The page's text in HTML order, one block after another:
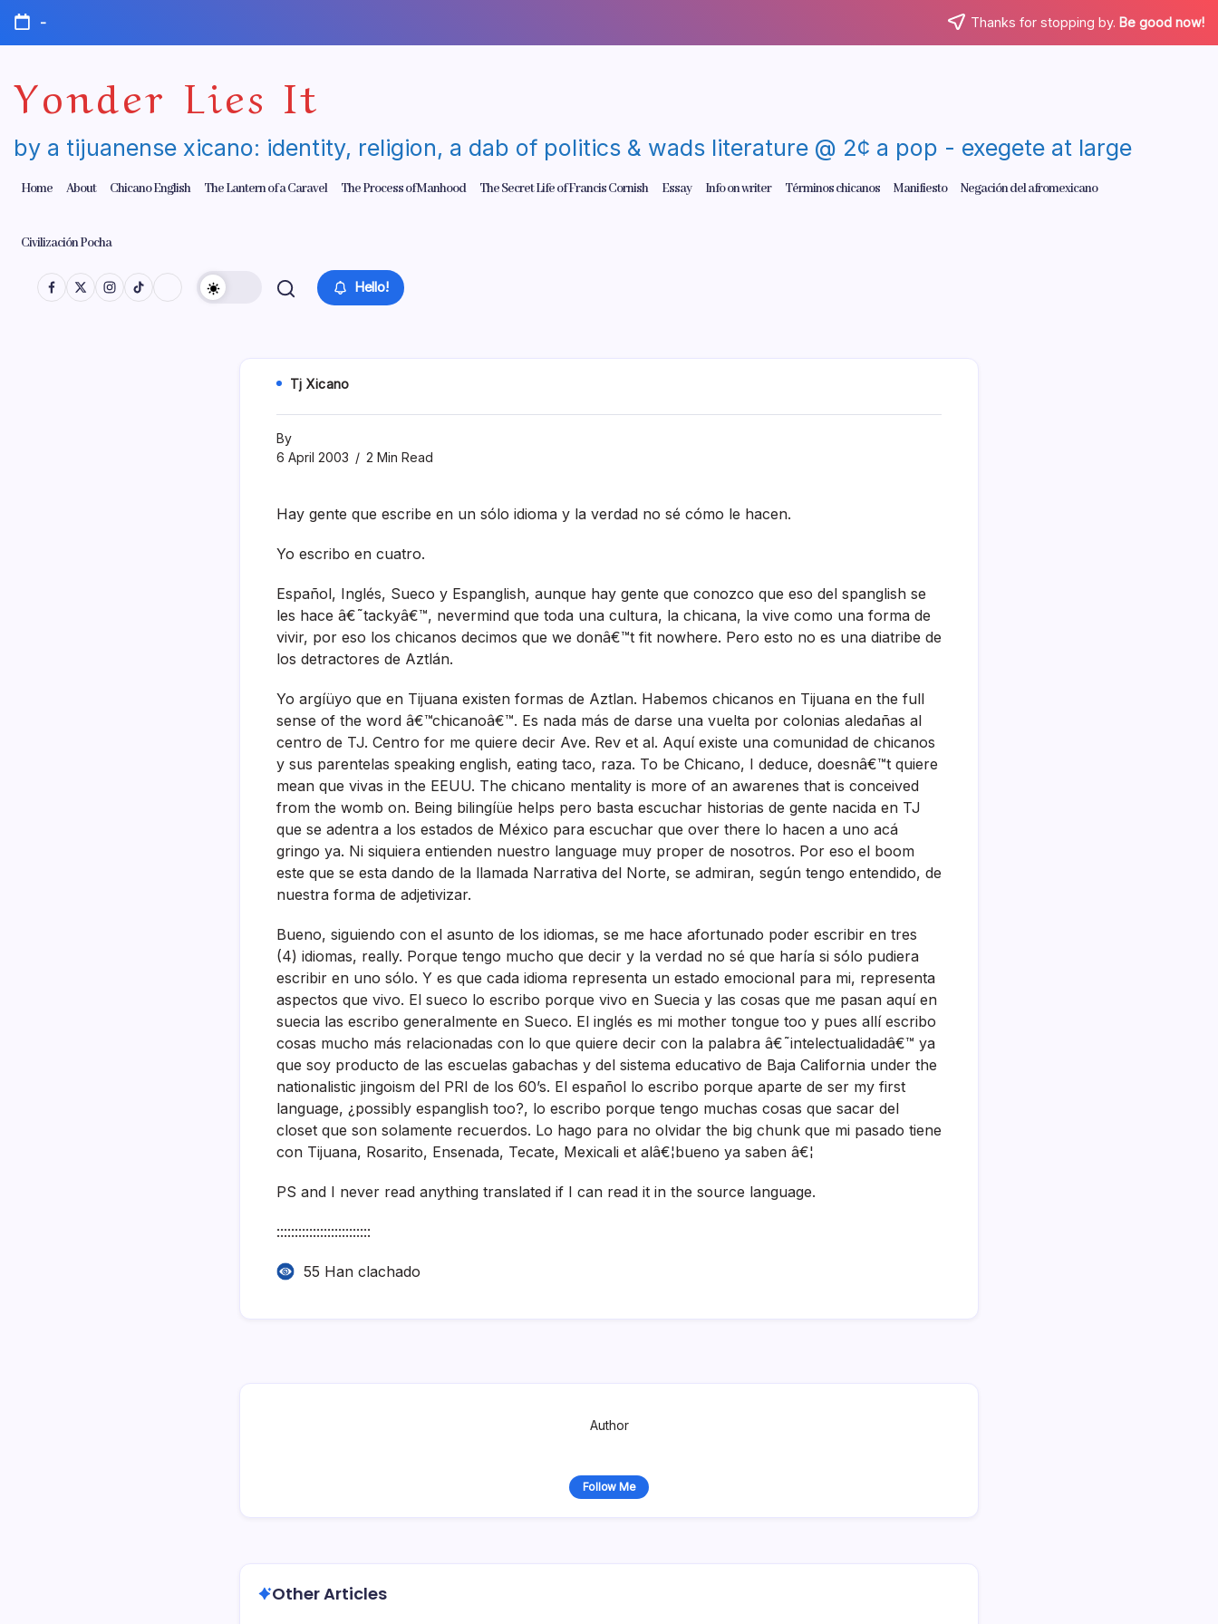
Skip
content
- Thanks for stopping by. Be good now!
Yonder Lies It
by a tijuanense xicano: identity, religion, a dab of politics & wads literature @ 2¢ a pop - exegete at large
Home About Chicano English The Lantern of a Caravel The Process of Manhood The Secret Life of Francis Cornish Essay Info on writer Términos chicanos Manifiesto Negación del afromexicano
Civilización Pocha
Hello!
Tj Xicano
By
6 April 2003
2 Min Read
Hay gente que escribe en un sólo idioma y la verdad no sé cómo le hacen.
Yo escribo en cuatro.
Español, Inglés, Sueco y Espanglish, aunque hay gente que conozco que eso del spanglish se
les hace â€˜tackyâ€™, nevermind que toda una cultura, la chicana, la vive como una forma de
vivir, por eso los chicanos decimos que we donâ€™t fit nowhere. Pero esto no es una diatribe de
los detractores de Aztlán.
Yo argíüyo que en Tijuana existen formas de Aztlan. Habemos chicanos en Tijuana en the full
sense of the word â€™chicanoâ€™. Es nada más de darse una vuelta por colonias aledañas al
centro de TJ. Centro for me quiere decir Ave. Rev et al. Aquí­ existe una comunidad de chicanos
y sus parentelas speaking english, eating taco, raza. To be Chicano, I deduce, doesnâ€™t quiere
mean que vivas in the EEUU. The chicano mentality is more of an awarenes that is conceived
from the womb on. Being bilingíüe helps pero basta escuchar historias de gente nacida en TJ
que se adentra a los estados de México para escuchar que over there lo hacen a uno acá
gringo ya. Ni siquiera entienden nuestro language muy proper de nosotros. Por eso el boom
este que se esta dando de la llamada Narrativa del Norte, se admiran, según tengo entendido, de
nuestra forma de adjetivizar.
Bueno, siguiendo con el asunto de los idiomas, se me hace afortunado poder escribir en tres
(4) idiomas, really. Porque tengo mucho que decir y la verdad no sé que harí­a si sólo pudiera
escribir en uno sólo. Y es que cada idioma representa un estado emocional para mi, representa
aspectos que vivo. El sueco lo escribo porque vivo en Suecia y las cosas que me pasan aquí­ en
suecia las escribo generalmente en Sueco. El inglés es mi mother tongue too y pues allí­ escribo
cosas mucho más relacionadas con lo que quiere decir con la palabra â€˜intelectualidadâ€™ ya
que soy producto de las escuelas gabachas y del sistema educativo de Baja California under the
nationalistic jingoism del PRI de los 60’s. El español lo escribo porque aparte de ser my first
language, ¿possibly espanglish too?, lo escribo porque tengo muchas cosas que sacar del
closet que son solamente recuerdos. Lo hago para no olvidar the big chunk que mi pasado tiene
con Tijuana, Rosarito, Ensenada, Tecate, Mexicali et alâ€¦bueno ya saben â€¦
PS and I never read anything translated if I can read it in the source language.
::::::::::::::::::::::::::
55 Han clachado
Author
Follow Me
Other Articles